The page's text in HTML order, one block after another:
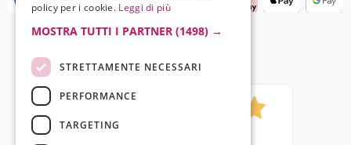
policy per i cookie. Leggi di più
MOSTRA TUTTI I PARTNER (1498) →
STRETTAMENTE NECESSARI
PERFORMANCE
TARGETING